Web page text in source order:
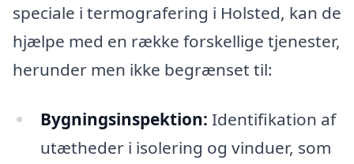
speciale i termografering i Holsted, kan de
hjælpe med en række forskellige tjenester,
herunder men ikke begrænset til:
Bygningsinspektion: Identifikation af
utætheder i isolering og vinduer, som